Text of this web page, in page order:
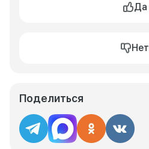
Да
Нет
Поделиться